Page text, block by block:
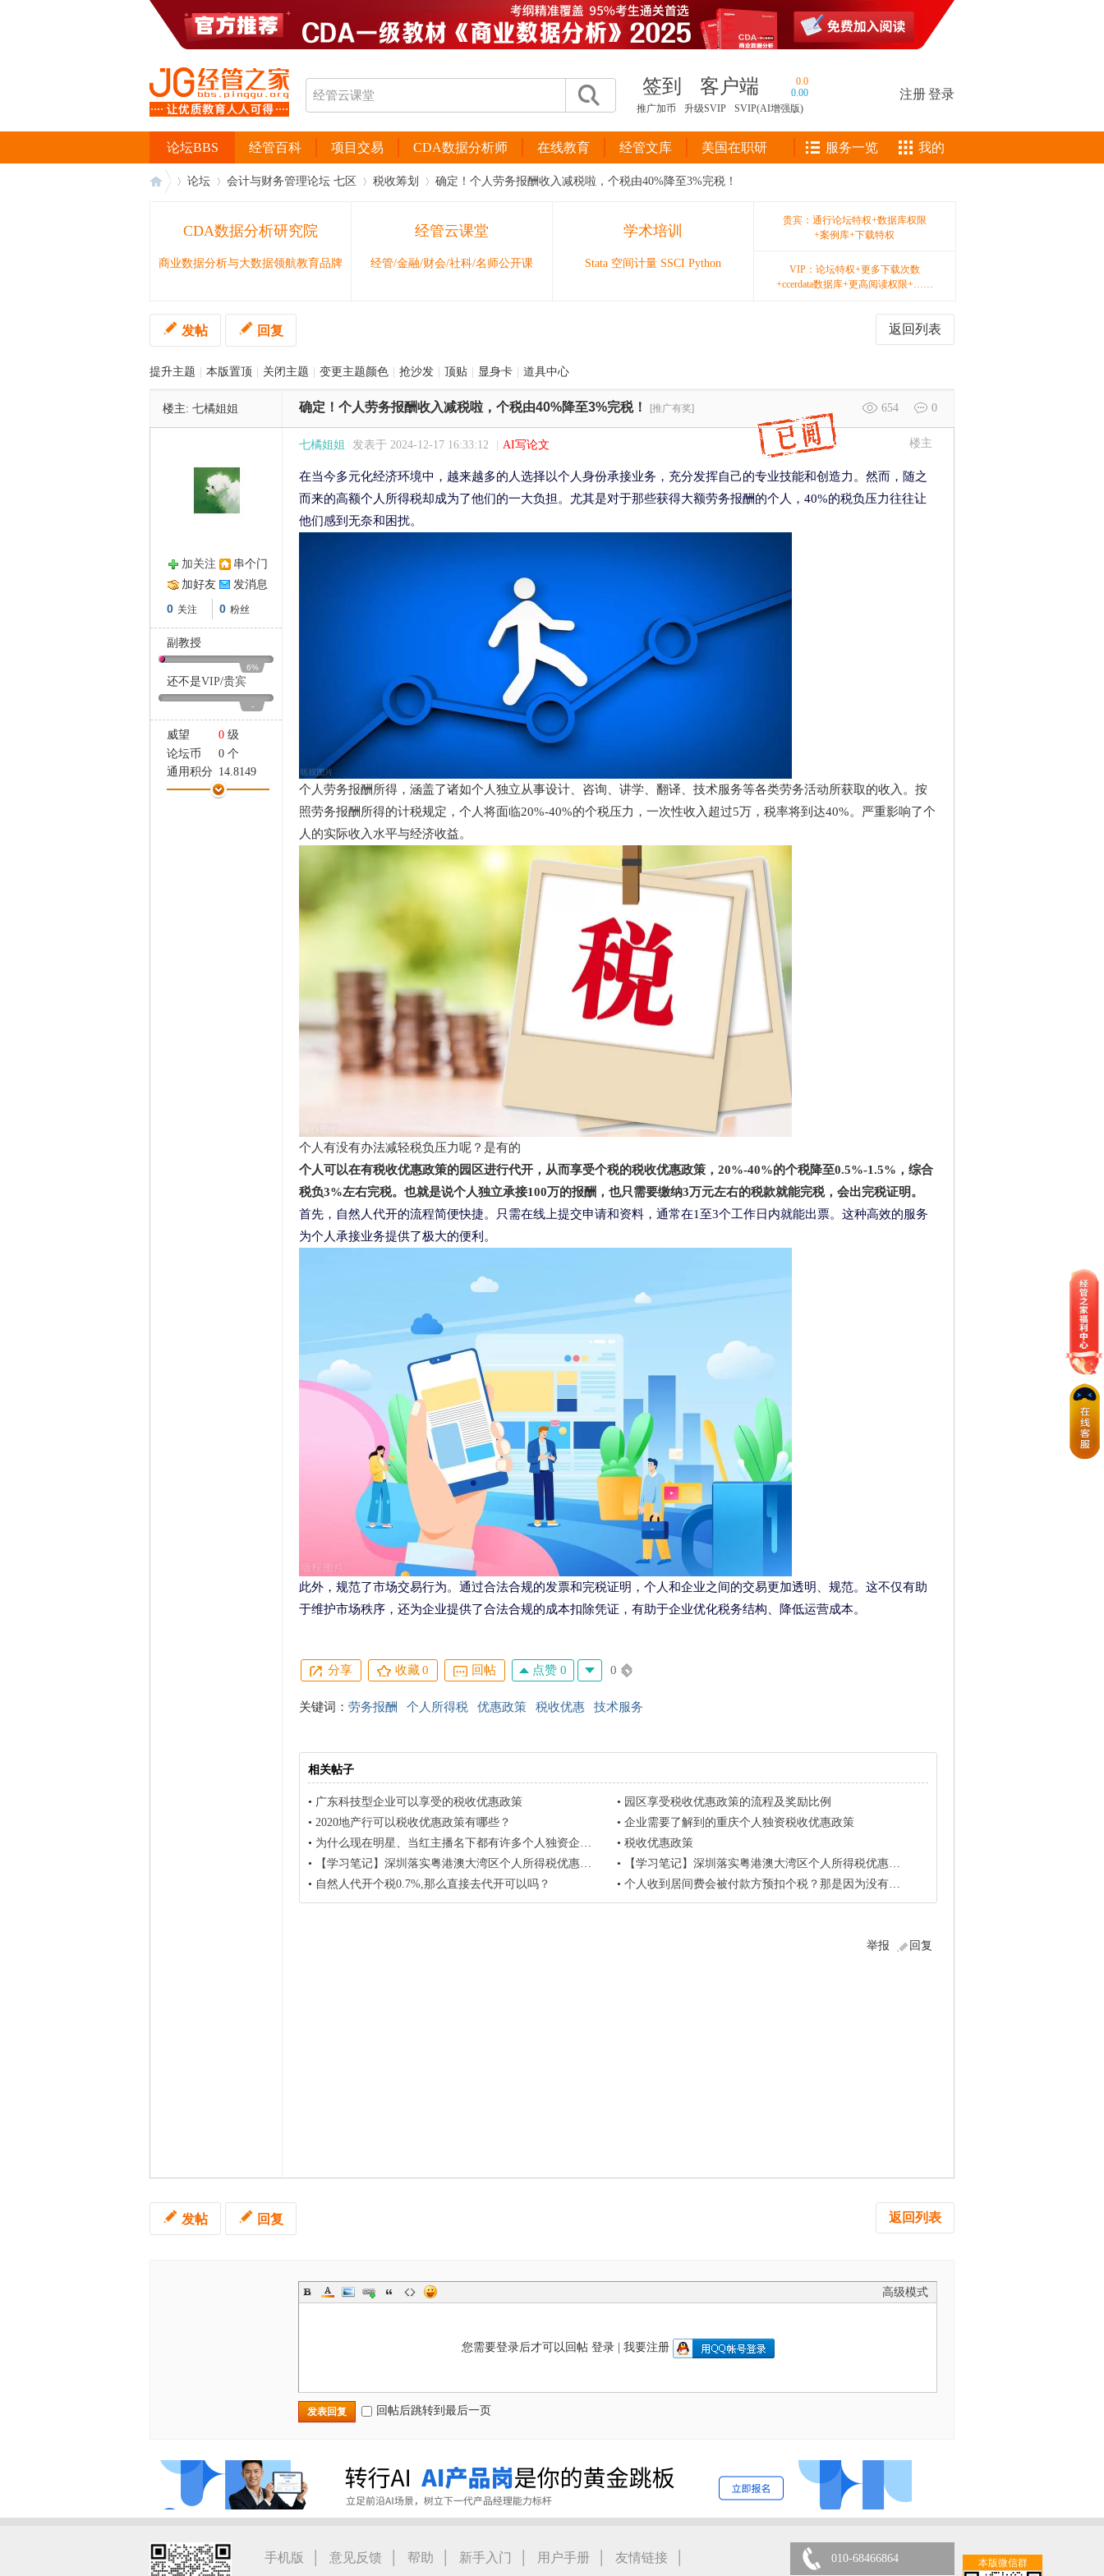
签到 客户端
0.0
0.00
推广加币
升级SVIP SVIP(AI增强版)
注册登录
经管百科 项目交易 CDA数据分析师 在线教育 经管文库 美国在职研
论坛BBS 服务一览 我的
论坛 会计与财务管理论坛 七区 税收筹划 确定！个人劳务报酬收入减税啦，个税由40%降至3%完税！
CDA数据分析研究院
商业数据分析与大数据领航教育品牌
经管云课堂
经管/金融/财会/社科/名师公开课
学术培训
Stata 空间计量 SSCI Python
贵宾：通行论坛特权+数据库权限
+案例库+下载特权
VIP：论坛特权+更多下载次数
+ccerdata数据库+更高阅读权限+……
返回列表
发帖 回复
提升主题 本版置顶 关闭主题 变更主题颜色 抢沙发 顶贴 显身卡 道具中心
楼主: 七橘姐姐 654 0
确定！个人劳务报酬收入减税啦，个税由40%降至3%完税！ [推广有奖]
加关注
串个门
加好友
发消息
0 关注 0 粉丝
副教授
6%
还不是VIP/贵宾
-
威望 0 级
论坛币
0 个
通用积分 14.8149
学术水平
0 点
楼主
七橘姐姐 发表于 2024-12-17 16:33:12 AI写论文
在当今多元化经济环境中，越来越多的人选择以个人身份承接业务，充分发挥自己的专业技能和创造力。然而，随之
而来的高额个人所得税却成为了他们的一大负担。尤其是对于那些获得大额劳务报酬的个人，40%的税负压力往往让
他们感到无奈和困扰。
个人劳务报酬所得，涵盖了诸如个人独立从事设计、咨询、讲学、翻译、技术服务等各类劳务活动所获取的收入。按
照劳务报酬所得的计税规定，个人将面临20%-40%的个税压力，一次性收入超过5万，税率将到达40%。严重影响了个
人的实际收入水平与经济收益。
个人有没有办法减轻税负压力呢？是有的
个人可以在有税收优惠政策的园区进行代开，从而享受个税的税收优惠政策，20%-40%的个税降至0.5%-1.5%，综合
税负3%左右完税。也就是说个人独立承接100万的报酬，也只需要缴纳3万元左右的税款就能完税，会出完税证明。
首先，自然人代开的流程简便快捷。只需在线上提交申请和资料，通常在1至3个工作日内就能出票。这种高效的服务
为个人承接业务提供了极大的便利。
此外，规范了市场交易行为。通过合法合规的发票和完税证明，个人和企业之间的交易更加透明、规范。这不仅有助
于维护市场秩序，还为企业提供了合法合规的成本扣除凭证，有助于企业优化税务结构、降低运营成本。
分享 收藏0 回帖 点赞 0 0
关键词： 劳务报酬 个人所得税 优惠政策 税收优惠 技术服务
相关帖子
• 广东科技型企业可以享受的税收优惠政策 • 园区享受税收优惠政策的流程及奖励比例
• 2020地产行可以税收优惠政策有哪些？ • 企业需要了解到的重庆个人独资税收优惠政策
• 为什么现在明星、当红主播名下都有许多个人独资企业呢 • 税收优惠政策
•
【学习笔记】深圳落实粤港澳大湾区个人所得税优惠政策，对在深圳工作的境外高 ... •
【学习笔记】深圳落实粤港澳大湾区个人所得税优惠政策，对在深圳工作的境外高 ...
• 自然人代开个税0.7%,那么直接去代开可以吗？ • 个人收到居间费会被付款方预扣个税？那是因为没有进行完税
回复
举报
返回列表
发帖 回复
高级模式
您需要登录后才可以回帖 登录| 我要注册
发表回复 回帖后跳转到最后一页
本版微信群
手机版 | 意见反馈 | 帮助 | 新手入门 | 用户手册 | 友情链接 | 010-68466864